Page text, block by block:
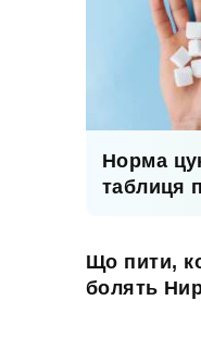
Норма
таблиця
Що пити,
болять